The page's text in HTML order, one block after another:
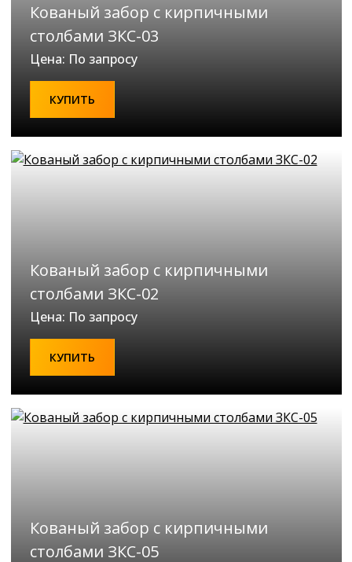
Кованый забор с кирпичными
столбами ЗКС-03
Цена: По запросу
КУПИТЬ
Кованый забор с кирпичными
столбами ЗКС-02
Цена: По запросу
КУПИТЬ
Кованый забор с кирпичными
столбами ЗКС-05